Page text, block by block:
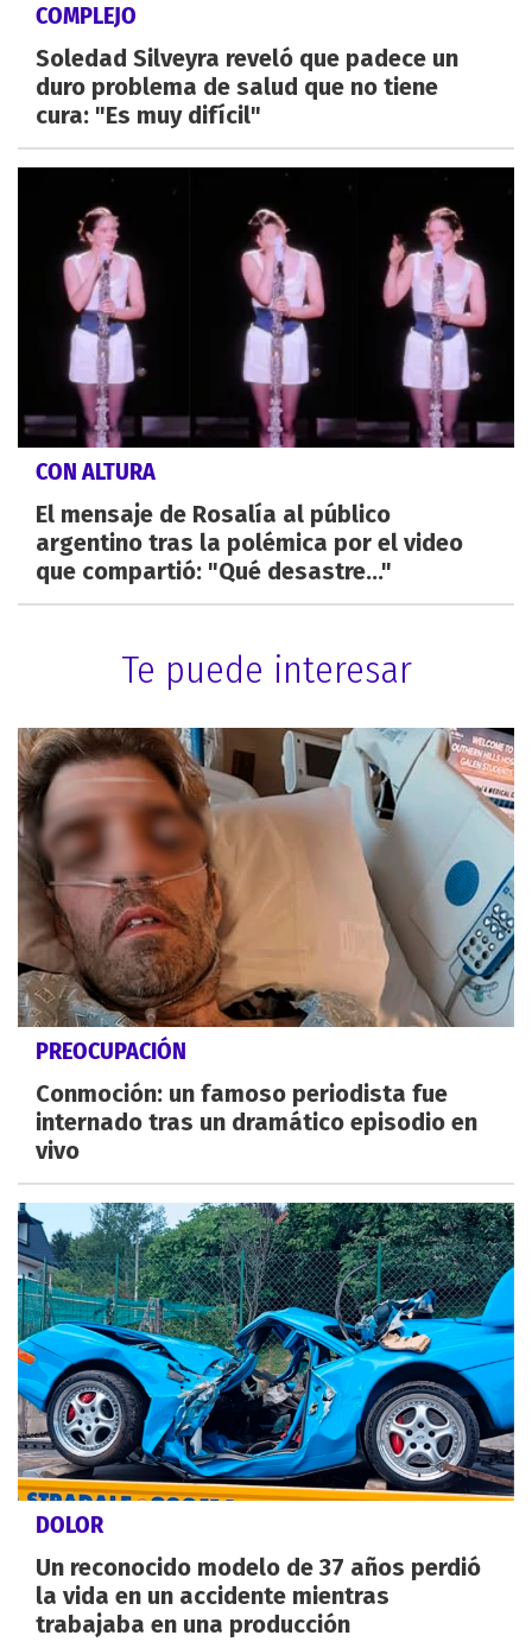
COMPLEJO
Soledad Silveyra reveló que padece un
duro problema de salud que no tiene
cura: "Es muy difícil"
CON ALTURA
El mensaje de Rosalía al público
argentino tras la polémica por el video
que compartió: "Qué desastre..."
Te puede interesar
PREOCUPACIÓN
Conmoción: un famoso periodista fue
internado tras un dramático episodio en
vivo
DOLOR
Un reconocido modelo de 37 años perdió
la vida en un accidente mientras
trabajaba en una producción